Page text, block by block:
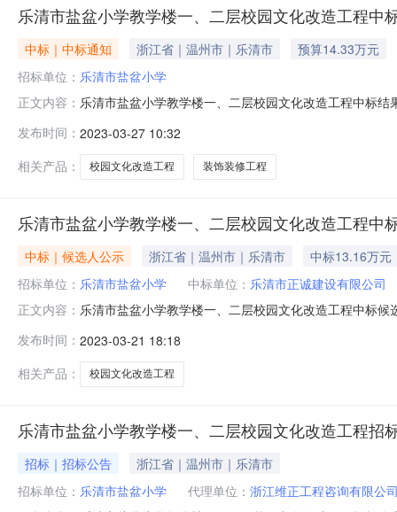
乐清市盐盆小学教学楼一、二层校园文化改造工程中
中标｜中标通知 浙江省｜温州市｜乐清市
预算14.33万元
招标单位： 乐清市盐盆小学
正文内容： 乐清市盐盆小学教学楼一、二层校园文化改造工程中标
称乐清市盐盆小学教学楼一、二层校园文化改造工程建
内签订工程项目承包合同工程承包内容施工图纸
发布时间： 2023-03-27 10:32
相关产品：
校园文化改造工程 装饰装修工程
乐清市盐盆小学教学楼一、二层校园文化改造工程中
中标｜候选人公示 浙江省｜温州市｜乐清市
中标13.16万元
招标单位： 乐清市盐盆小学 中标单位： 乐清市正诚建设有限公司
正文内容： 乐清市盐盆小学教学楼一、二层校园文化改造工程中标
作日。投标人和其他利害关系人对评标结果有异议的，
的，可以按规定向有关行政监督部门投
发布时间： 2023-03-21 18:18
相关产品：
校园文化改造工程
乐清市盐盆小学教学楼一、二层校园文化改造工程招
招标｜招标公告
浙江省｜温州市｜乐清市
招标单位： 乐清市盐盆小学 代理单位： 浙江维正工程咨询有限公